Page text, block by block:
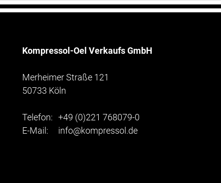
Kompressol-Oel Verkaufs GmbH
Merheimer Straße 121
50733 Köln
Telefon: +49 (0)221 768079-0
E-Mail:
info@kompressol.de